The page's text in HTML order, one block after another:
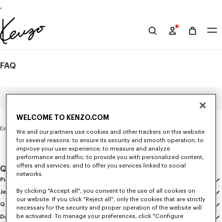
,
Skip to main content
Skip to footer content
Site
FAQ
Exemples de recherche : « Livraison » « Commande » « Retours »
QUESTIONS FRÉQUENTES
Puis-je annuler ma commande ?
Vous disposez de 30 minutes pour annuler votre commande, directement dans
votre compte ou en cliquant sur “Suivre ma commande” en bas de page du site.
Pour cela, munissez-vous de votre numéro de commande ainsi que de votre
adresse e-mail.
Je n'ai pas reçu de mail de confirmation de commande, comment faire ?
Vous pouvez joindre notre Service Client par téléphone ou via le formulaire de
contact disponible dans la rubrique « Nous contacter » en renseignant votre
nom ainsi que votre numéro de commande (si vous l'avez).
Quels sont les moyens de paiement acceptés ?
Les moyens de paiement acceptés varient selon les locales et sont généralement
Dans quel pays/régions puis-je me faire livrer?
WELCOME TO KENZO.COM
We and our partners use cookies and other trackers on this website
for several reasons: to ensure its security and smooth operation; to
improve your user experience; to measure and analyze
performance and traffic; to provide you with personalized content,
offers and services; and to offer you services linked to social
networks.
By clicking "Accept all", you consent to the use of all cookies on
our website. If you click "Reject all", only the cookies that are strictly
necessary for the security and proper operation of the website will
be activated. To manage your preferences, click "Configure